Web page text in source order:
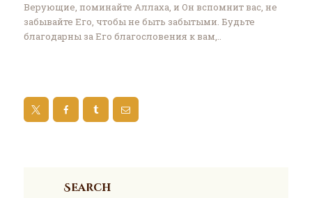
Верующие, поминайте Аллаха, и Он вспомнит вас, не
забывайте Его, чтобы не быть забытыми. Будьте
благодарны за Его благословения к вам,..‎
Search